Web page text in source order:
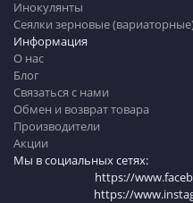
Информация
О нас
Блог
Связаться с нами
Обмен и возврат товара
Производители
Акции
Мы в социальных сетях:
https://
https://
Инокулянты
Сеялки зерновые